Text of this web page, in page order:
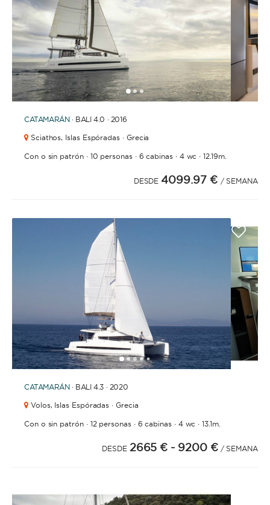
123
CATAMARÁN · BALI 4.0 · 2016
Sciathos, Islas Espóradas · Grecia
Con o sin patrón· 10 personas· 6 cabinas· 4 wc ·12.19m.
DESDE 4099.97 € / SEMANA
12345 6789101112131415161718192021
CATAMARÁN · BALI 4.3 · 2020
Volos, Islas Espóradas · Grecia
Con o sin patrón· 12 personas· 6 cabinas· 4 wc ·13.1m.
DESDE 2665 € - 9200 € / SEMANA